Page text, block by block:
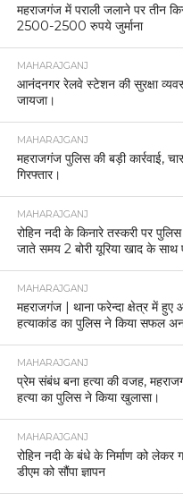
महराजगंज में पराली जलाने पर तीन
2500-2500 रुपये जुर्माना
MAHARAJGANJ
आनंदनगर रेलवे स्टेशन की सुरक्षा
जायजा।
MAHARAJGANJ
महराजगंज पुलिस की बड़ी कार्रवाई,
गिरफ्तार।
MAHARAJGANJ
रोहिन नदी के किनारे तस्करी पर
जाते समय 2 बोरी यूरिया खाद के साथ
MAHARAJGANJ
महराजगंज | थाना फरेन्दा क्षेत्र में हुए
हत्याकांड का पुलिस ने किया सफल
MAHARAJGANJ
प्रेम संबंध बना हत्या की वजह,
हत्या का पुलिस ने किया खुलासा।
MAHARAJGANJ
रोहिन नदी के बंधे के निर्माण को लेकर
डीएम को सौंपा ज्ञापन